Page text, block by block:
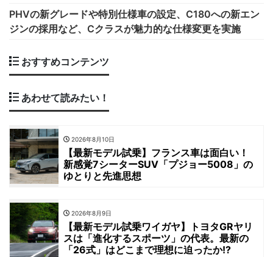
PHVの新グレードや特別仕様車の設定、C180への新エン
ジンの採用など、Cクラスが魅力的な仕様変更を実施
おすすめコンテンツ
あわせて読みたい！
2026年8月10日
【最新モデル試乗】フランス車は面白い！
新感覚7シーターSUV「プジョー5008」の
ゆとりと先進思想
2026年8月9日
【最新モデル試乗ワイガヤ】トヨタGRヤリ
スは「進化するスポーツ」の代表。最新の
「26式」はどこまで理想に迫ったか!?